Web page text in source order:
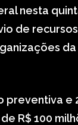
nesta
de
da
preventiva e
R$ 100